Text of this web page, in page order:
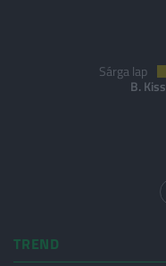
Sárga lap
B. Kiss
TREND